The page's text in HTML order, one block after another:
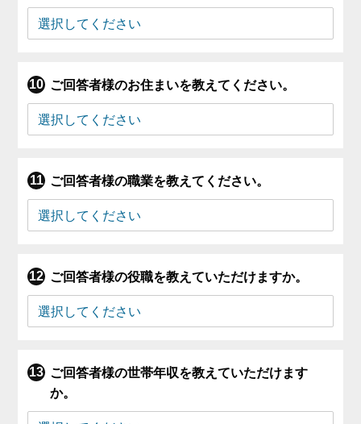
ご回答者様のお住まいを教えてください。
ご回答者様の職業を教えてください。
ご回答者様の役職を教えていただけますか。
ご回答者様の世帯年収を教えていただけます
か。